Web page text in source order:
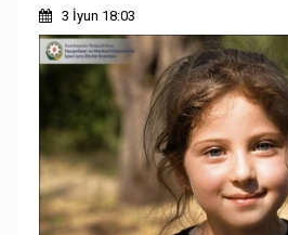
3 İyun 18:03